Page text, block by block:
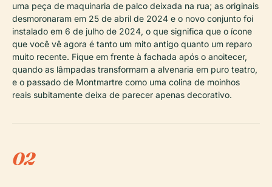
uma peça de maquinaria de palco deixada na rua; as originais
desmoronaram em 25 de abril de 2024 e o novo conjunto foi
instalado em 6 de julho de 2024, o que significa que o ícone
que você vê agora é tanto um mito antigo quanto um reparo
muito recente. Fique em frente à fachada após o anoitecer,
quando as lâmpadas transformam a alvenaria em puro teatro,
e o passado de Montmartre como uma colina de moinhos
reais subitamente deixa de parecer apenas decorativo.
02